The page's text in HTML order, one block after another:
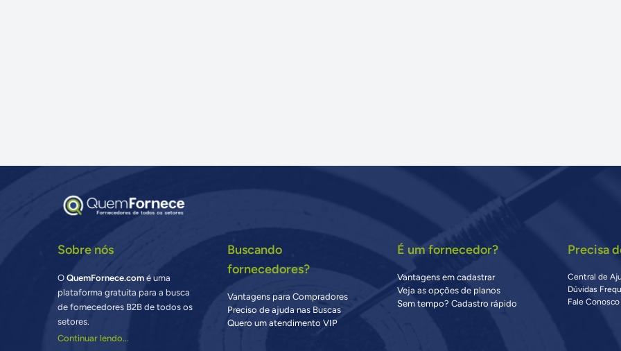
Sobre nós
OQuemFornece.com é uma
plataforma gratuita para a busca
de fornecedores B2B de todos os
setores.
Continuar lendo...
Buscando
fornecedores?
Vantagens para Compradores
Preciso de ajuda nas Buscas
Quero um atendimento VIP
É um fornecedor?
Vantagens em cadastrar
Veja as opções de planos
Sem tempo? Cadastro rápido
Precisa
Central de
Dúvidas
Fale Conosco